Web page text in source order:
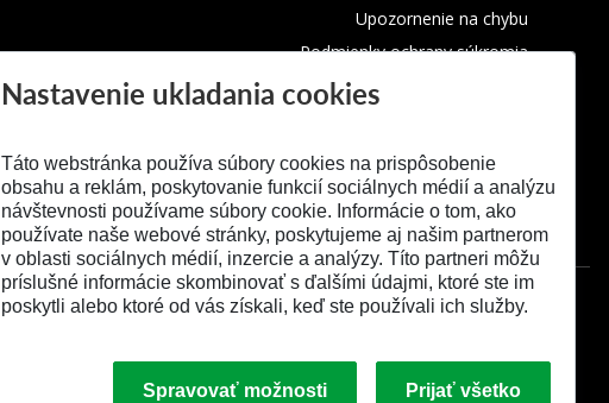
Upozornenie na chybu
Podmienky ochrany súkromia
Nastavenie ukladania cookies
Táto webstránka používa súbory cookies na prispôsobenie
obsahu a reklám, poskytovanie funkcií sociálnych médií a analýzu
návštevnosti používame súbory cookie. Informácie o tom, ako
používate naše webové stránky, poskytujeme aj našim partnerom
v oblasti sociálnych médií, inzercie a analýzy. Títo partneri môžu
príslušné informácie skombinovať s ďalšími údajmi, ktoré ste im
poskytli alebo ktoré od vás získali, keď ste používali ich služby.
Spravovať možnosti Prijať všetko